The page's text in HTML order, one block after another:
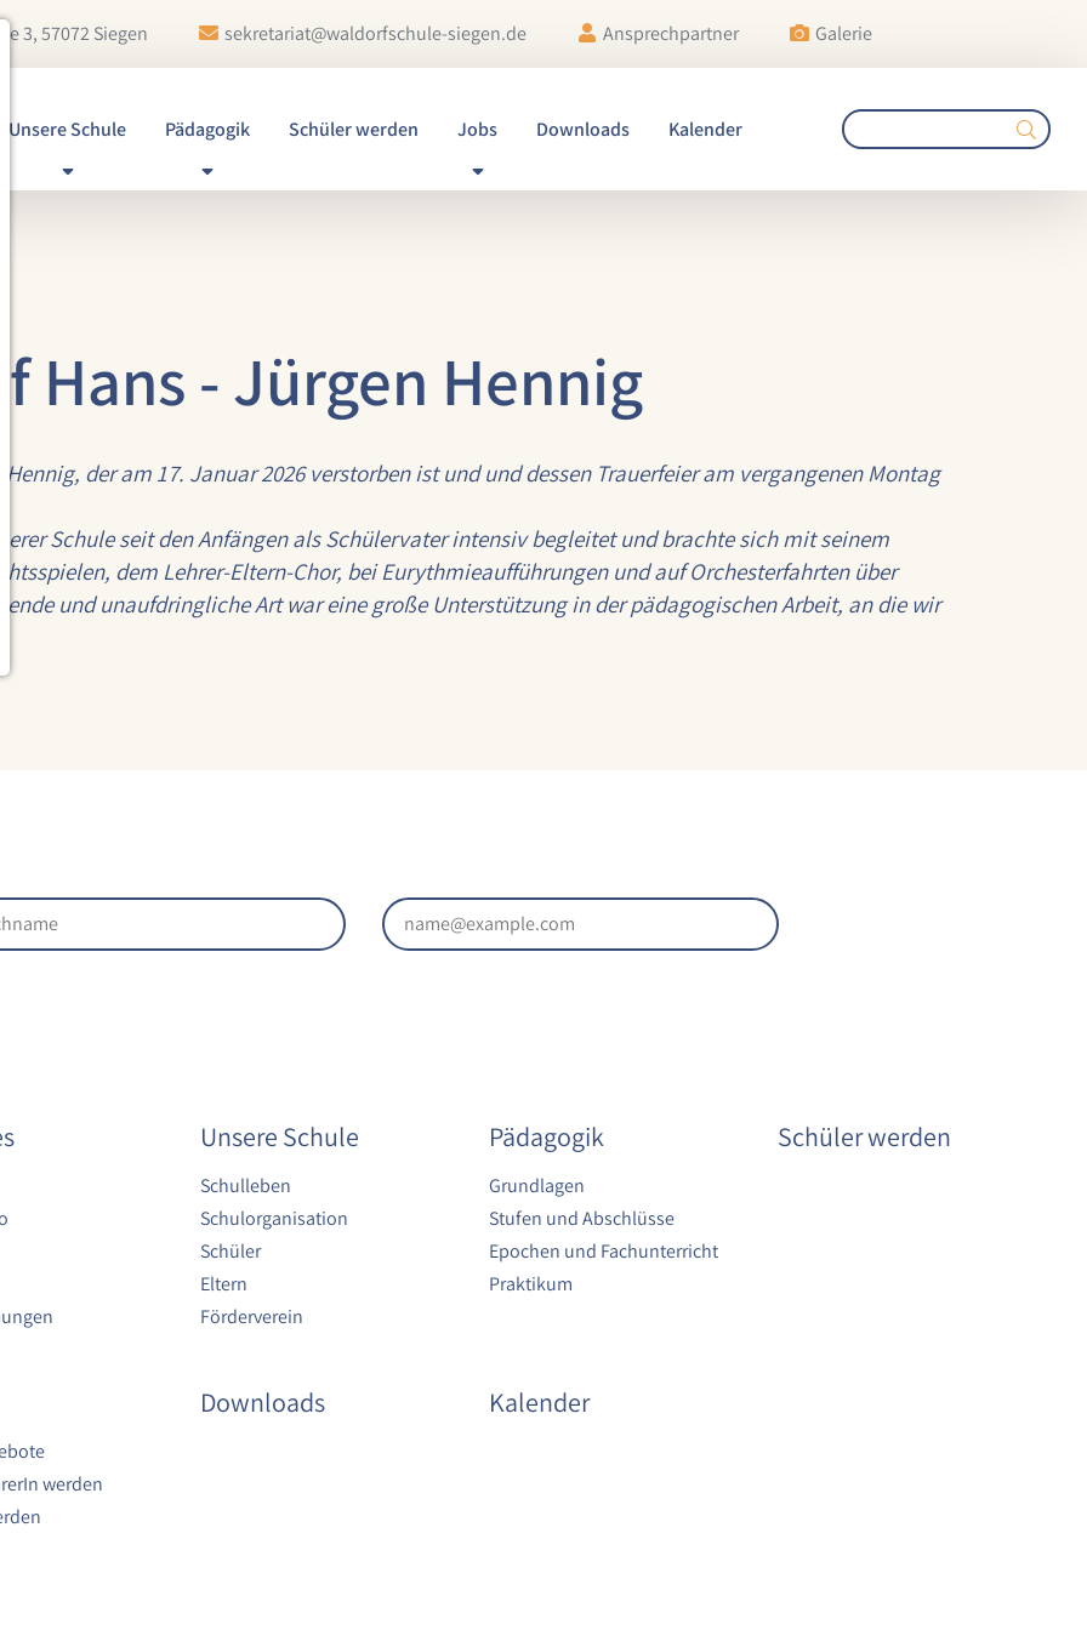
3, 57072 Siegen sekretariat@waldorfschule-siegen.de Ansprechpartner Galerie
Unsere Schule Pädagogik Schüler werden Jobs Downloads Kalender
Hans - Jürgen Hennig
der am 17. Januar 2026 verstorben ist und und dessen Trauerfeier am vergangenen Montag
Schule seit den Anfängen als Schülervater intensiv begleitet und brachte sich mit seinem
dem Lehrer-Eltern-Chor, bei Eurythmieaufführungen und auf Orchesterfahrten über
und unaufdringliche Art war eine große Unterstützung in der pädagogischen Arbeit, an die wir
Unsere Schule
Schulleben
Schulorganisation
Schüler
Eltern
Förderverein
Pädagogik
Grundlagen
Stufen und Abschlüsse
Epochen und Fachunterricht
Praktikum
Schüler werden
werden
Downloads Kalender